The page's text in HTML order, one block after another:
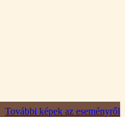
További képek az eseményről